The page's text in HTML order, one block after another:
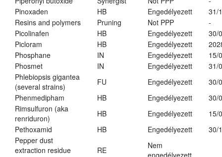
Pinoxaden
HB Engedélyezett
31/
Resins and polymers
Pruning Not PPP
-
Picolinafen
HB Engedélyezett
30/
Picloram
HB Engedélyezett
Phosphane
IN Engedélyezett
15/
Phosmet
IN Engedélyezett
31/
Phlebiopsis gigantea
(several strains)
FU Engedélyezett
30/
Phenmedipham
HB Engedélyezett
30/
Rimsulfuron (aka
renriduron)
HB Engedélyezett
15/
Pethoxamid
HB Engedélyezett
30/
Pepper dust
extraction residue
RE
Nem